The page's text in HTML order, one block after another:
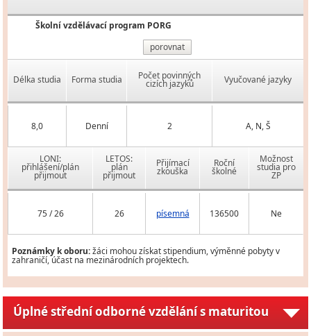
Školní vzdělávací program PORG
porovnat
Délka studia Forma studia Počet povinných
cizích jazyků Vyučované jazyky
8,0 Denní 2 A, N, Š
LONI:
přihlášení/plán
přijmout
LETOS:
plán
přijmout
Přijímací
zkouška
Roční
školné
Možnost
studia pro
ZP
75 / 26 26 písemná 136500 Ne
Poznámky k oboru:žáci mohou získat stipendium, výměnné pobyty v
zahraničí, účast na mezinárodních projektech.
Úplné střední odborné vzdělání s maturitou